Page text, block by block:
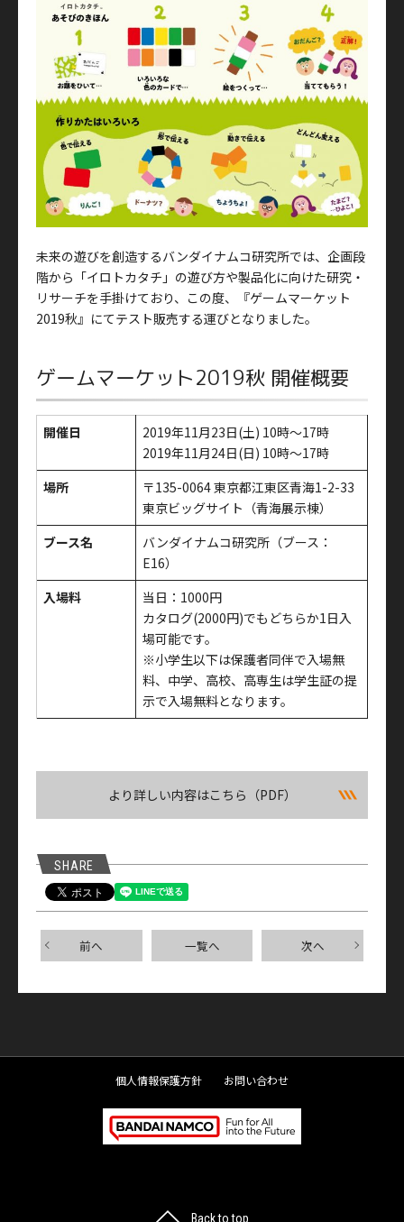
未来の遊びを創造するバンダイナムコ研究所では、企画段
階から「イロトカタチ」の遊び方や製品化に向けた研究・
リサーチを手掛けており、この度、『ゲームマーケット
2019秋』にてテスト販売する運びとなりました。
ゲームマーケット2019秋 開催概要
開催日
2019年11月23日(土) 10時～17時
2019年11月24日(日) 10時～17時
場所
〒135-0064 東京都江東区青海1-2-33
東京ビッグサイト（青海展示棟）
ブース名
バンダイナムコ研究所（ブース：
E16）
入場料
当日：1000円
カタログ(2000円)でもどちらか1日入
場可能です。
※小学生以下は保護者同伴で入場無
料、中学、高校、高専生は学生証の提
示で入場無料となります。
より詳しい内容はこちら（PDF）
SHARE
前へ 一覧へ 次へ
個人情報保護方針 お問い合わせ
Back to topペ